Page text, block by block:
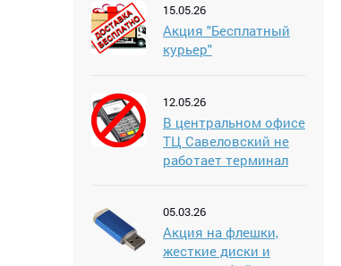
15.05.26
Акция "Бесплатный
курьер"
12.05.26
В центральном офисе
ТЦ Савеловский не
работает терминал
05.03.26
Акция на флешки,
жесткие диски и